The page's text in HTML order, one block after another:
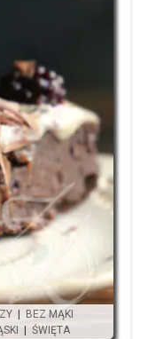
BEZ MĄKI
ŚWIĘTA